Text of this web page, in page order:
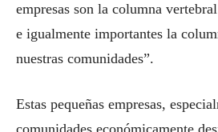
empresas son la columna
e igualmente importantes la
nuestras comunidades”.
Estas pequeñas empresas,
comunidades económicamente